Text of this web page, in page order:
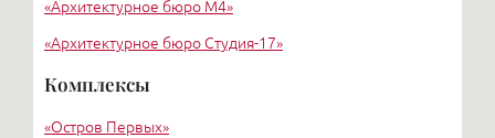
«Архитектурное бюро М4»
«Архитектурное бюро Студия-17»
«Архитектурное бюро Liphart Architects»
Комплексы
«Остров Первых»